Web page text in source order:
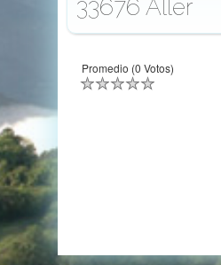
33676 Aller
Promedio (0 Votos)